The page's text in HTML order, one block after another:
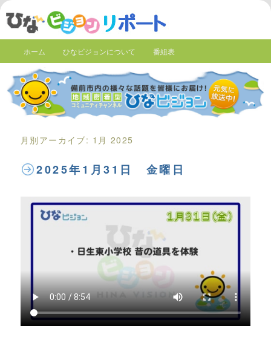
ホーム ひなビジョンについて 番組表
月別アーカイブ: 1月 2025
2025年1月31日 金曜日